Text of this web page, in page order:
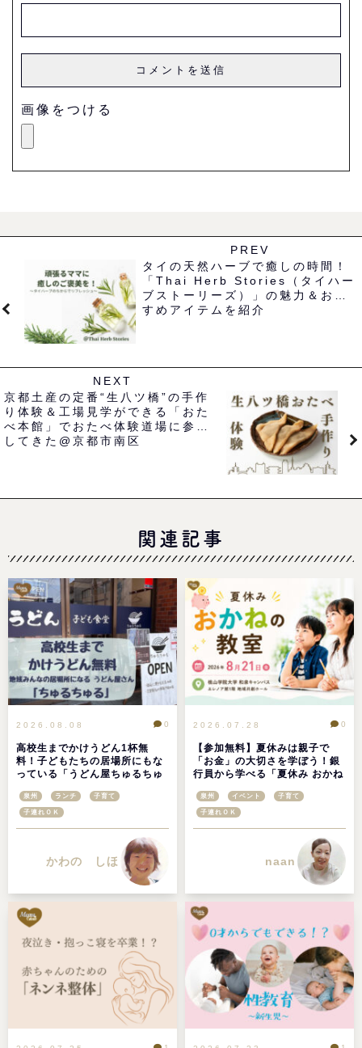
画像をつける
NEXT
京都土産の定番“生八ツ橋”の手作
り体験＆工場見学ができる「おた
べ本館」でおたべ体験道場に参加
してきた@京都市南区
PREV
タイの天然ハーブで癒しの時間！
「Thai Herb Stories（タイハー
ブストーリーズ）」の魅力＆おす
すめアイテムを紹介
関連記事
2026.08.08
高校生までかけうどん1杯無
料！子どもたちの居場所にもな
っている「うどん屋ちゅるちゅ
0
泉州 ランチ 子育て
子連れＯＫ
かわの しほ
2026.07.28
【参加無料】夏休みは親子で
「お金」の大切さを学ぼう！銀
行員から学べる「夏休み おかね
0
泉州 イベント 子育て
子連れＯＫ
naan